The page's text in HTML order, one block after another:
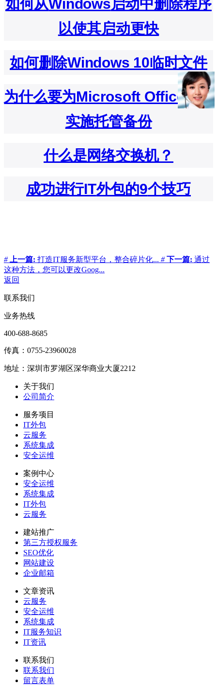
如何从Windows启动中删除程序
以使其启动更快
如何删除Windows 10临时文件
为什么要为Microsoft Office 365
实施托管备份
什么是网络交换机？
成功进行IT外包的9个技巧
# 上一篇: 打造IT服务新型平台，整合碎片化... # 下一篇: 通过
这种方法，您可以更改Goog...
返回
联系我们
业务热线
400-688-8685
传真：0755-23960028
地址：深圳市罗湖区深华商业大厦2212
关于我们
公司简介
服务项目
IT外包
云服务
系统集成
安全运维
案例中心
安全运维
系统集成
IT外包
云服务
建站推广
第三方授权服务
SEO优化
网站建设
企业邮箱
文章资讯
云服务
安全运维
系统集成
IT服务知识
IT资讯
联系我们
联系我们
留言表单